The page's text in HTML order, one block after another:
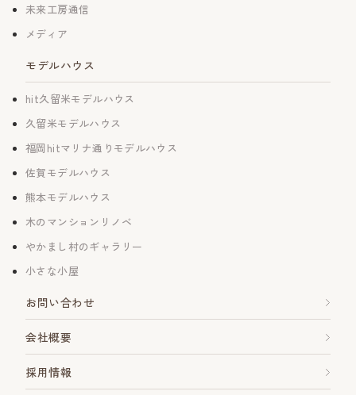
未来工房通信
メディア
モデルハウス
hit久留米モデルハウス
久留米モデルハウス
福岡hitマリナ通りモデルハウス
佐賀モデルハウス
熊本モデルハウス
木のマンションリノベ
やかまし村のギャラリー
小さな小屋
お問い合わせ
会社概要
採用情報